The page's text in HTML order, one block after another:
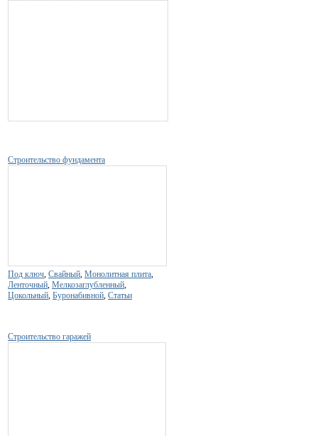
Строительство фундамента
Под ключ Свайный Монолитная плита
Ленточный Мелкозаглубленный
Цокольный Буронабивной Статьи
Строительство гаражей